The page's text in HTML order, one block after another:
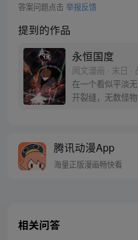
答案问题点击 举报反馈
提到的作品
永恒国度
阅文漫画 · 末日 ·
在一个看似平淡
开裂缝，无数怪
聚成了一个巨型
篇章——永恒国度
腾讯动漫App
海量正版漫画畅快看
相关问答